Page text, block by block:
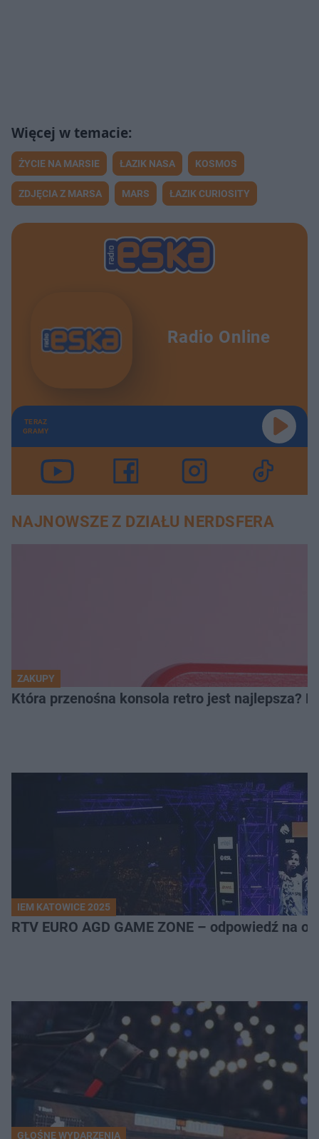
ŻYCIE NA MARSIE ŁAZIK NASA KOSMOS
ZDJĘCIA Z MARSA MARS ŁAZIK CURIOSITY
Radio Online
TERAZ
GRAMY
NAJNOWSZE Z DZIAŁU NERDSFERA
ZAKUPY
Która przenośna konsola retro jest najlepsza?
IEM KATOWICE 2025
RTV EURO AGD GAME ZONE – odpowiedź na
GŁOŚNE WYDARZENIA